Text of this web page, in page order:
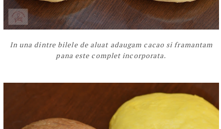
In una dintre bilele de aluat adaugam cacao si framantam
pana este complet incorporata.